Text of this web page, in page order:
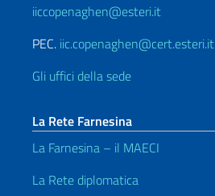
iiccopenaghen@esteri.it
PEC. iic.copenaghen@cert.esteri.it
Gli uffici della sede
La Rete Farnesina
La Farnesina – il MAECI
La Rete diplomatica